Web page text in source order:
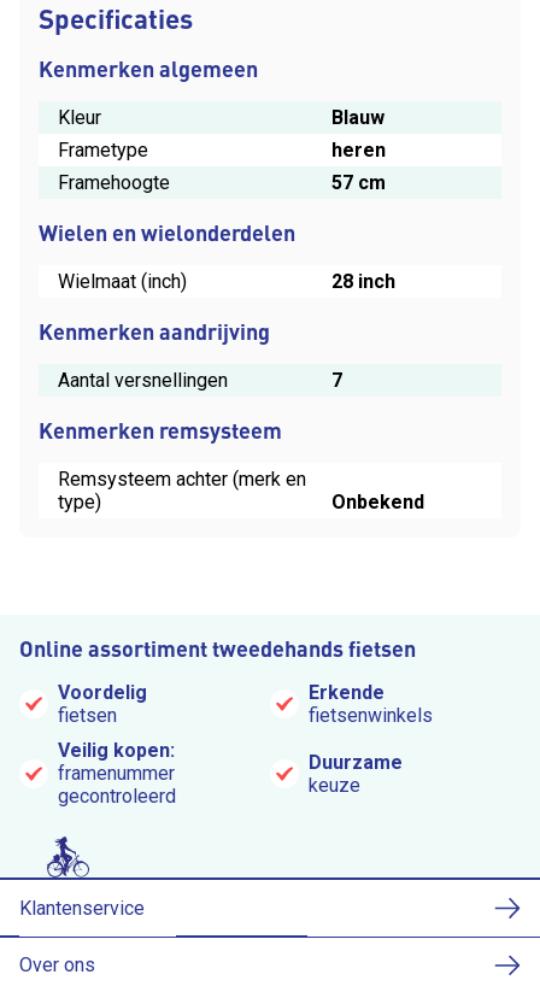
Specificaties
Kenmerken algemeen
Kleur
Blauw
Frametype
heren
Framehoogte
57 cm
Wielen en wielonderdelen
Wielmaat (inch) 28 inch
Kenmerken aandrijving
Aantal versnellingen 7
Kenmerken remsysteem
Remsysteem achter (merk en
type)
Onbekend
Online assortiment tweedehands fietsen
Voordelig
fietsen
Erkende
fietsenwinkels
Veilig kopen:
framenummer
gecontroleerd
Duurzame
keuze
Klantenservice
Over ons